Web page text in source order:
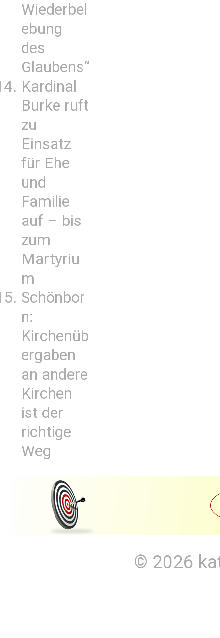
Wiederbel
ebung
des
Glaubens“
Kardinal
Burke ruft
zu
Einsatz
für Ehe
und
Familie
auf – bis
zum
Martyriu
m
Schönbor
n:
Kirchenüb
ergaben
an andere
Kirchen
ist der
richtige
Weg
© 2026